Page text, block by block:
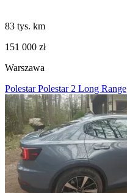
83 tys. km
151 000 zł
Warszawa
Polestar Polestar 2 Long Range